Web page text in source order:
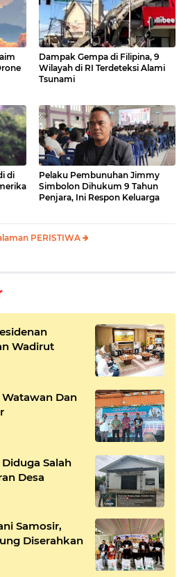
Dampak Gempa di Filipina, 9
Wilayah di RI Terdeteksi Alami
Tsunami
di
Pelaku Pembunuhan Jimmy
Simbolon Dihukum 9 Tahun
Penjara, Ini Respon Keluarga
PERISTIWA
Wadirut
Dan
Salah
Desa
Samosir,
Diserahkan